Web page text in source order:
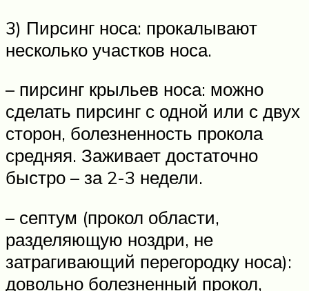
3) Пирсинг носа: прокалывают
несколько участков носа.
– пирсинг крыльев носа: можно
сделать пирсинг с одной или с двух
сторон, болезненность прокола
средняя. Заживает достаточно
быстро – за 2-3 недели.
– септум (прокол области,
разделяющую ноздри, не
затрагивающий перегородку носа):
довольно болезненный прокол,